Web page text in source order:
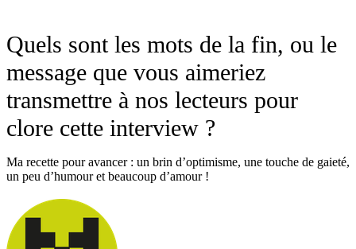
Quels sont les mots de la fin, ou le
message que vous aimeriez
transmettre à nos lecteurs pour
clore cette interview ?
Ma recette pour avancer : un brin d’optimisme, une touche de gaieté,
un peu d’humour et beaucoup d’amour !